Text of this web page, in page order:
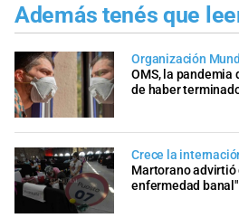
Además tenés que
Organización
OMS, la pandemia
de haber
Crece la
Martorano advirtió
enfermedad banal"